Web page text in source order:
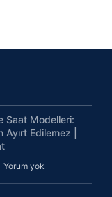
Saat Modelleri:
Ayırt Edilemez |
Yorum yok